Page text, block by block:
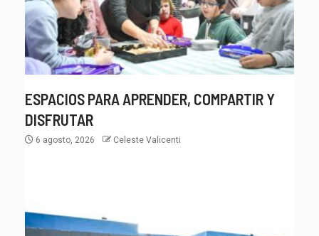
ESPACIOS PARA APRENDER, COMPARTIR Y
DISFRUTAR
6 agosto, 2026 Celeste Valicenti